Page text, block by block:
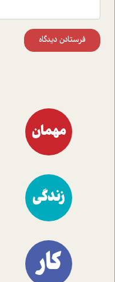
فرستادن دیدگاه
مهمان
زندگی
کار